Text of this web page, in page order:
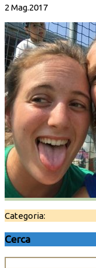
2 Mag.2017
Categoria:
Cerca